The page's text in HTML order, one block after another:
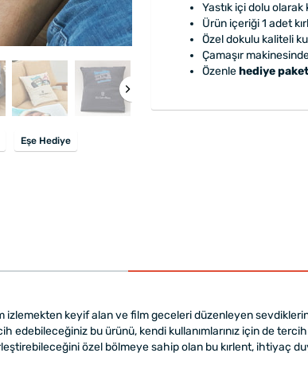
Eşe Hediye
Yastık içi dolu olarak
Ürün içeriği 1 adet
Özel dokulu kaliteli
Çamaşır
Özenlehediye
izlemekten keyif alan ve film geceleri düzenleyen
bu ürünü, kendi kullanımlarınız için de tercih
özel bölmeye sahip olan bu kırlent, ihtiyaç